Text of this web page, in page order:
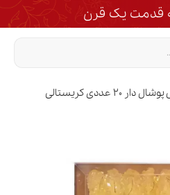
قدمت یک قرن
20 عددی کریستالی